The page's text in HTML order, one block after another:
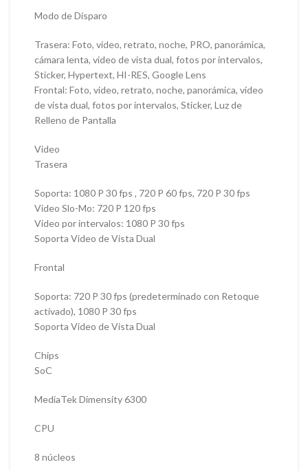
Modo de Disparo
Trasera: Foto, video, retrato, noche, PRO, panorámica,
cámara lenta, video de vista dual, fotos por intervalos,
Sticker, Hypertext, HI-RES, Google Lens
Frontal: Foto, video, retrato, noche, panorámica, video
de vista dual, fotos por intervalos, Sticker, Luz de
Relleno de Pantalla
Video
Trasera
Soporta: 1080 P 30 fps , 720 P 60 fps, 720 P 30 fps
Video Slo-Mo: 720 P 120 fps
Video por intervalos: 1080 P 30 fps
Soporta Video de Vista Dual
Frontal
Soporta: 720 P 30 fps (predeterminado con Retoque
activado), 1080 P 30 fps
Soporta Video de Vista Dual
Chips
SoC
MediaTek Dimensity 6300
CPU
8 núcleos